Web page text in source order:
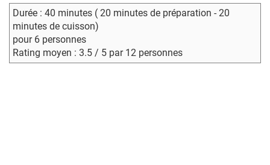
Durée : 40 minutes ( 20 minutes de préparation - 20
minutes de cuisson)
pour 6 personnes
Rating moyen : 3.5 / 5 par 12 personnes